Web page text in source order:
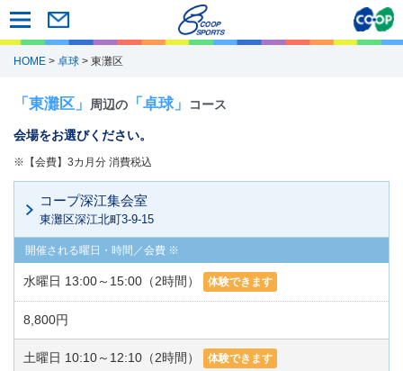
HOME > 卓球 > 東灘区
「東灘区」 周辺の 「卓球」 コース
会場をお選びください。
※【会費】3カ月分 消費税込
コープ深江集会室
東灘区深江北町3-9-15
水曜日 13:00～15:00（2時間） 体験できます
8,800円
土曜日 10:10～12:10（2時間） 体験できます